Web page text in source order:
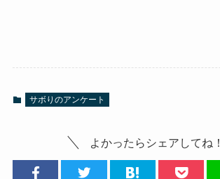
サボりのアンケート
よかったらシェアしてね！